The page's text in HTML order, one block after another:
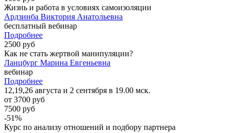
Жизнь и работа в условиях самоизоляции
Ардзинба Виктория Анатольевна
бесплатный вебинар
Подробнее
2500 руб
Как не стать жертвой манипуляции?
Ланцбург Марина Евгеньевна
вебинар
Подробнее
12,19,26 августа и 2 сентября в 19.00 мск.
от 3700 руб
7500 руб
-51%
Курс по анализу отношений и подбору партнера